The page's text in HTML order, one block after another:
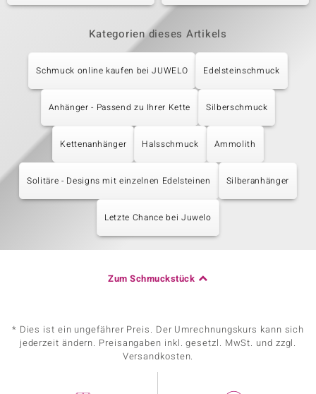
Kategorien dieses Artikels
Schmuck online kaufen bei JUWELO Edelsteinschmuck
Anhänger - Passend zu Ihrer Kette Silberschmuck
Kettenanhänger Halsschmuck Ammolith
Solitäre - Designs mit einzelnen Edelsteinen Silberanhänger
Letzte Chance bei Juwelo
Zum Schmuckstück
* Dies ist ein ungefährer Preis. Der Umrechnungskurs kann sich
jederzeit ändern. Preisangaben inkl. gesetzl. MwSt. und zzgl.
Versandkosten.